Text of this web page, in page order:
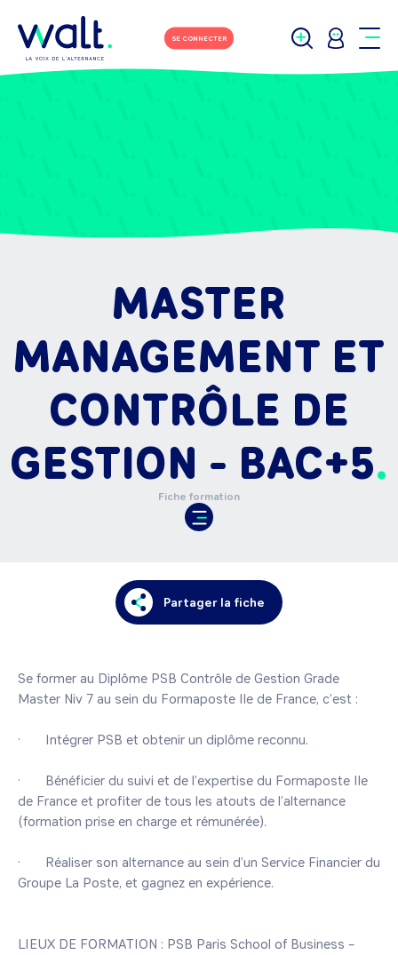
SE CONNECTER
MASTER
MANAGEMENT ET
CONTRÔLE DE
GESTION - BAC+5
Fiche formation
Partager la fiche
Se former au Diplôme PSB Contrôle de Gestion Grade
Master Niv 7 au sein du Formaposte Ile de France, c’est :
·       Intégrer PSB et obtenir un diplôme reconnu.
·       Bénéficier du suivi et de l’expertise du Formaposte Ile
de France et profiter de tous les atouts de l’alternance
(formation prise en charge et rémunérée).
·       Réaliser son alternance au sein d’un Service Financier du
Groupe La Poste, et gagnez en expérience.
LIEUX DE FORMATION : PSB Paris School of Business –